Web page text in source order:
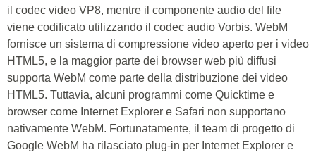
il codec video VP8, mentre il componente audio del file
viene codificato utilizzando il codec audio Vorbis. WebM
fornisce un sistema di compressione video aperto per i video
HTML5, e la maggior parte dei browser web più diffusi
supporta WebM come parte della distribuzione dei video
HTML5. Tuttavia, alcuni programmi come Quicktime e
browser come Internet Explorer e Safari non supportano
nativamente WebM. Fortunatamente, il team di progetto di
Google WebM ha rilasciato plug-in per Internet Explorer e